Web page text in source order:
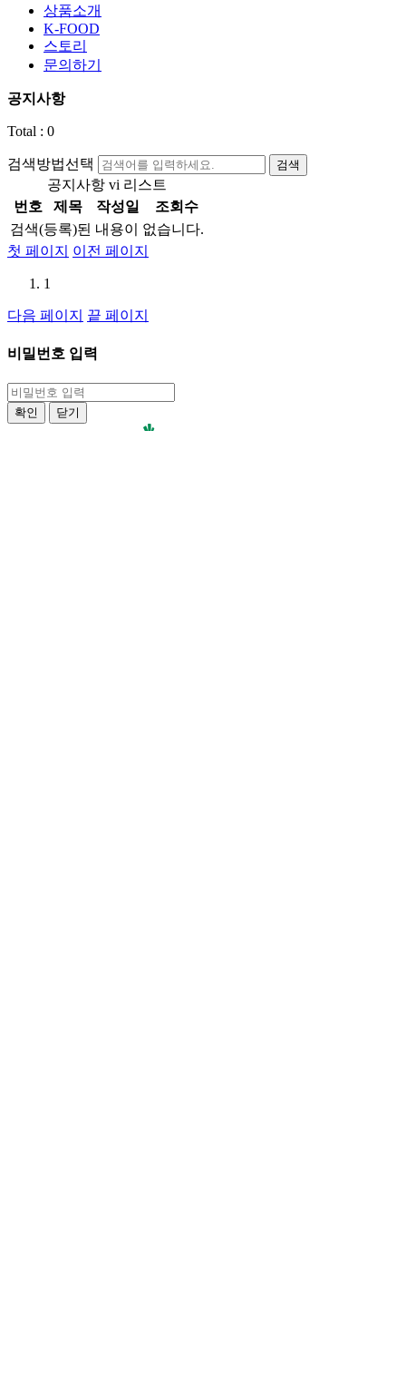
상품소개
K-FOOD
스토리
문의하기
공지사항
Total : 0
검색방법선택
공지사항 vi 리스트
번호
제목 작성일
조회수
검색(등록)된 내용이 없습니다.
첫 페이지
이전 페이지
1
다음 페이지 끝 페이지
비밀번호 입력
확인 닫기